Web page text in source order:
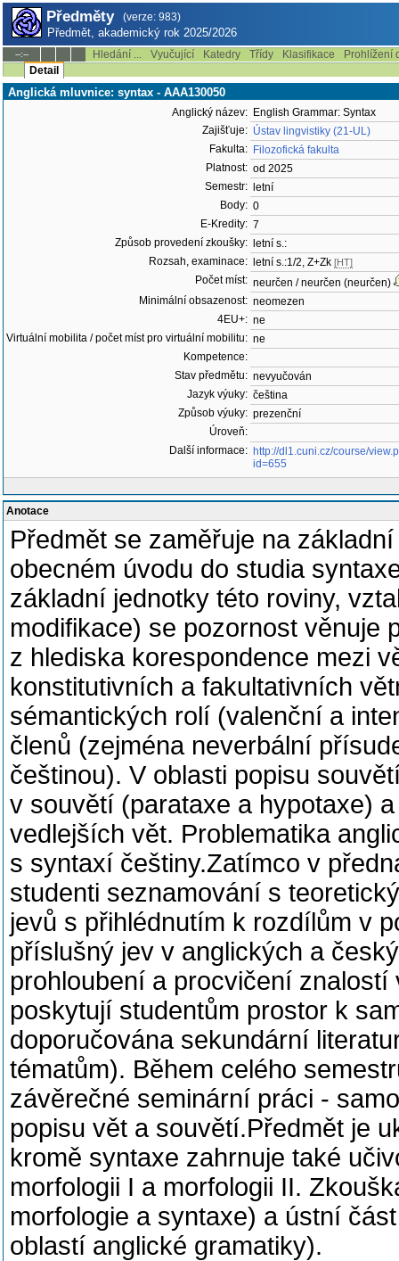
Předměty (verze: 983)
Předmět, akademický rok 2025/2026
--:-- Hledání ... Vyučující Katedry Třídy Klasifikace
Prohlížení
Detail
Anglická mluvnice: syntax - AAA130050
Anglický název: English Grammar: Syntax
Zajišťuje: Ústav lingvistiky (21-UL)
Fakulta: Filozofická fakulta
Platnost: od 2025
Semestr:
letní
Body: 0
E-Kredity: 7
Způsob provedení zkoušky:
letní s.:
Rozsah, examinace:
letní s.:1/2, Z+Zk [HT]
Počet míst: neurčen / neurčen (neurčen)
Minimální obsazenost: neomezen
4EU+: ne
Virtuální mobilita / počet míst pro virtuální mobilitu: ne
Kompetence:
Stav předmětu: nevyučován
Jazyk výuky: čeština
Způsob výuky: prezenční
Úroveň:
Další informace: http://dl1.cuni.cz/course/
id=655
Anotace
Předmět se zaměřuje na
obecném úvodu do studia
základní jednotky této roviny,
modifikace) se pozornost věnuje
z hlediska korespondence mezi
konstitutivních a fakultativních
sémantických rolí (valenční a
členů (zejména neverbální
češtinou). V oblasti popisu
v souvětí (parataxe a hypotaxe)
vedlejších vět. Problematika
s syntaxí češtiny.Zatímco v
studenti seznamování s
jevů s přihlédnutím k rozdílům v
příslušný jev v anglických a
prohloubení a procvičení znalostí
poskytují studentům prostor k
doporučována sekundární
tématům). Během celého
závěrečné seminární práci -
popisu vět a souvětí.Předmět je
kromě syntaxe zahrnuje také
morfologii I a morfologii II.
morfologie a syntaxe) a ústní
oblastí anglické gramatiky).